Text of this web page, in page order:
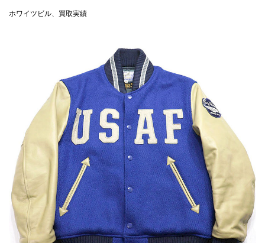
ホワイツビル、 買取実績